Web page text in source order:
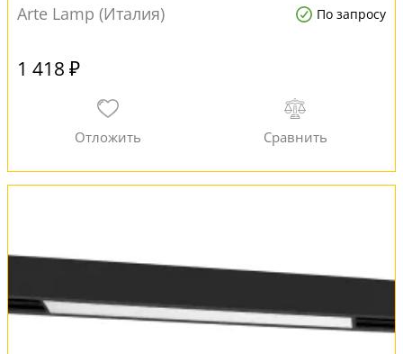
Arte Lamp (Италия)
По запросу
1 418 ₽